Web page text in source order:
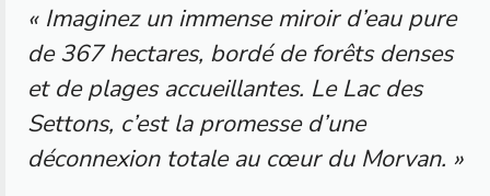
« Imaginez un immense miroir d’eau pure
de 367 hectares, bordé de forêts denses
et de plages accueillantes. Le Lac des
Settons, c’est la promesse d’une
déconnexion totale au cœur du Morvan. »